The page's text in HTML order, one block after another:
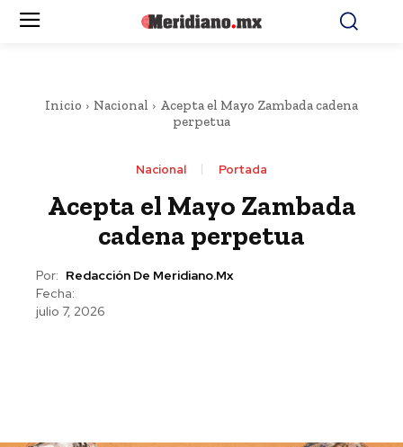
Inicio Nacional
Acepta el Mayo Zambada cadena
perpetua
Nacional Portada
Acepta el Mayo Zambada
cadena perpetua
Por: Redacción De Meridiano.mx
Fecha:
julio 7, 2026